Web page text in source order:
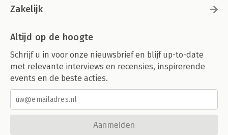
Zakelijk
Altijd op de hoogte
Schrijf u in voor onze nieuwsbrief en blijf up-to-date
met relevante interviews en recensies, inspirerende
events en de beste acties.
Aanmelden